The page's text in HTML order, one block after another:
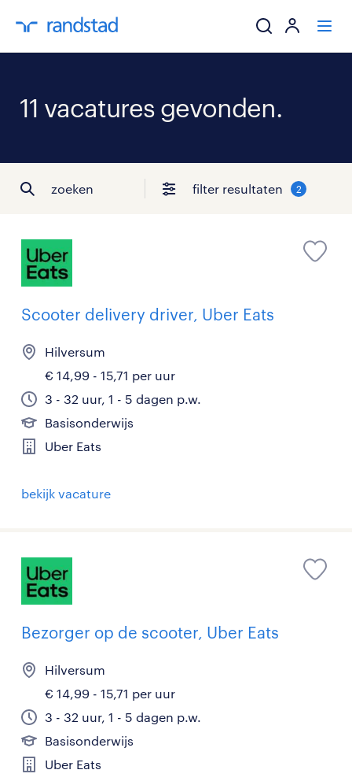
ik zoek een
11 vacatures gevonden.
zoeken filter resultaten 2
Scooter delivery driver, Uber Eats
Hilversum
€ 14,99 - 15,71 per uur
3 - 32 uur, 1 - 5 dagen p.w.
Basisonderwijs
Uber Eats
bekijk vacature
Bezorger op de scooter, Uber Eats
Hilversum
€ 14,99 - 15,71 per uur
3 - 32 uur, 1 - 5 dagen p.w.
Basisonderwijs
Uber Eats